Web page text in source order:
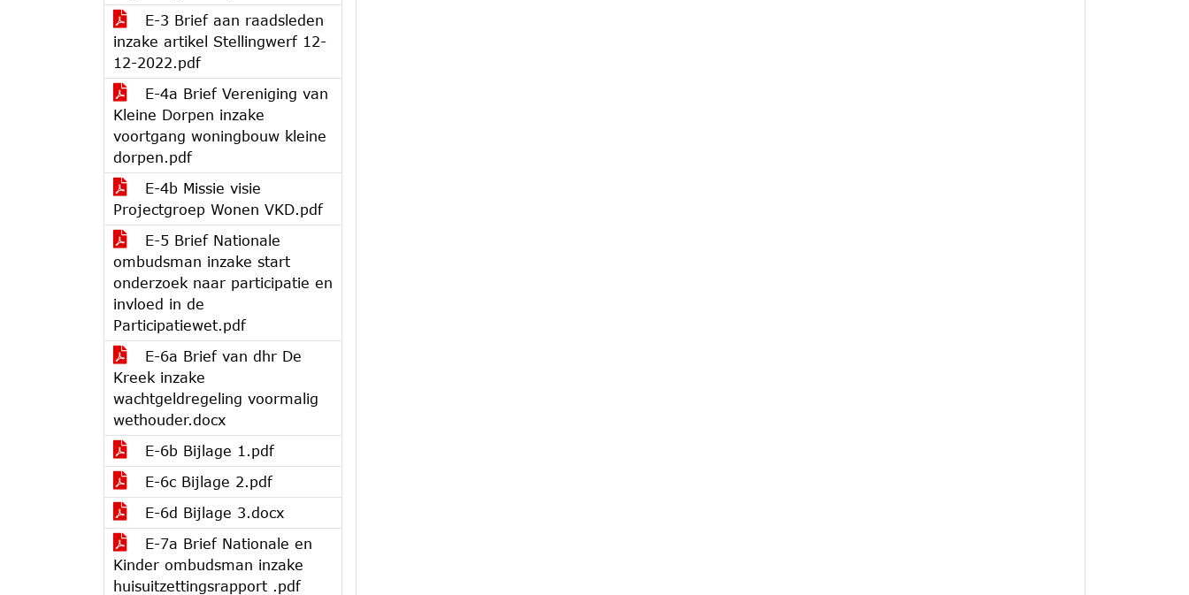
E-3 Brief aan raadsleden
inzake artikel Stellingwerf 12-
12-2022.pdf
E-4a Brief Vereniging van
Kleine Dorpen inzake
voortgang woningbouw kleine
dorpen.pdf
E-4b Missie visie
Projectgroep Wonen VKD.pdf
E-5 Brief Nationale
ombudsman inzake start
onderzoek naar participatie en
invloed in de
Participatiewet.pdf
E-6a Brief van dhr De
Kreek inzake
wachtgeldregeling voormalig
wethouder.docx
E-6b Bijlage 1.pdf
E-6c Bijlage 2.pdf
E-6d Bijlage 3.docx
E-7a Brief Nationale en
Kinder ombudsman inzake
huisuitzettingsrapport .pdf